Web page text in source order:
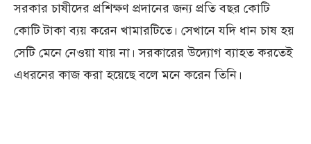
সরকার চাষীদের প্রশিক্ষণ প্রদানের জন্য প্রতি বছর কোটি
কোটি টাকা ব্যয় করেন খামারটিতে। সেখানে যদি ধান চাষ হয়
সেটি মেনে নেওয়া যায় না। সরকারের উদ্যোগ ব্যাহত করতেই
এধরনের কাজ করা হয়েছে বলে মনে করেন তিনি।